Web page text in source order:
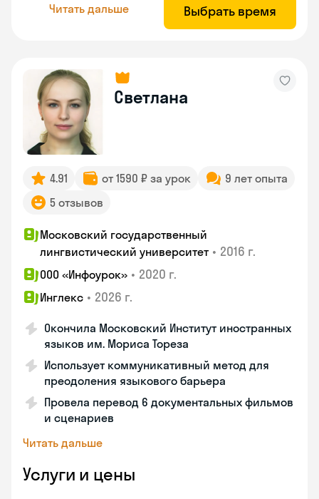
Читать дальше Выбрать время
Светлана
4.91 от 1590 ₽ за урок
9 лет опыта
5 отзывов
Московский государственный
лингвистический университет • 2016 г.
ООО «Инфоурок» • 2020 г.
Инглекс • 2026 г.
Окончила Московский Институт иностранных
языков им. Мориса Тореза
Использует коммуникативный метод для
преодоления языкового барьера
Провела перевод 6 документальных фильмов
и сценариев
Читать дальше
Услуги и цены